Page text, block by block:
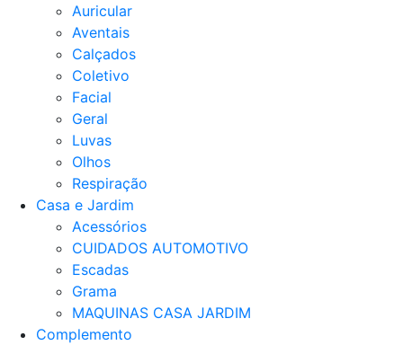
Auricular
Aventais
Calçados
Coletivo
Facial
Geral
Luvas
Olhos
Respiração
Casa e Jardim
Acessórios
CUIDADOS AUTOMOTIVO
Escadas
Grama
MAQUINAS CASA JARDIM
Complemento